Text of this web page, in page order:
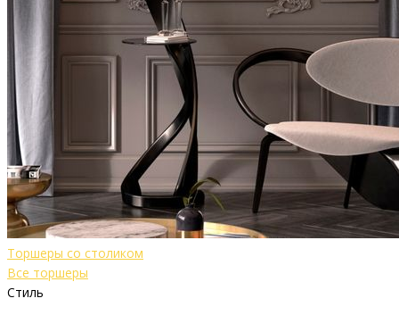
Торшеры со столиком
Все торшеры
Стиль